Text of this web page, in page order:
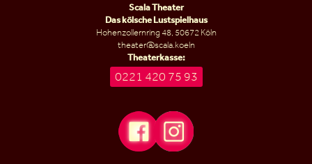
Scala Theater
Das kölsche Lustspielhaus
Hohenzollernring 48, 50672 Köln
theater@scala.koeln
Theaterkasse:
0221 420 75 93